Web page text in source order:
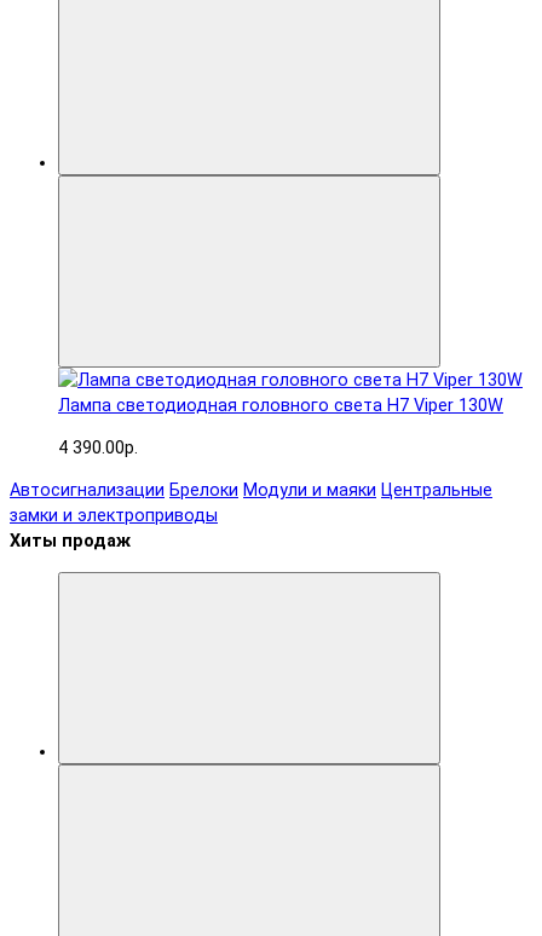
Лампа светодиодная головного света H7 Viper 130W
4 390.00р.
Автосигнализации Брелоки Модули и маяки Центральные
замки и электроприводы
Хиты продаж